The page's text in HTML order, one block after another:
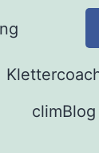
climBlog